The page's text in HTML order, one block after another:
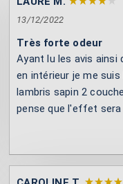
13/12/2022
Très forte odeur
Ayant lu les avis ainsi
en intérieur je me
lambris sapin 2
pense que l'effet